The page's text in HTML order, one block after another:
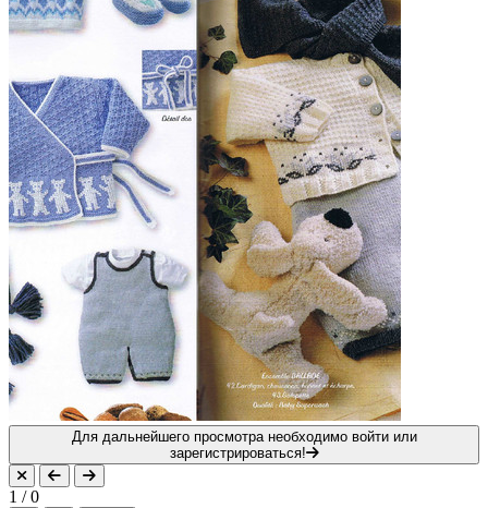
Для дальнейшего просмотра необходимо войти или
зарегистрироваться!
1 /0